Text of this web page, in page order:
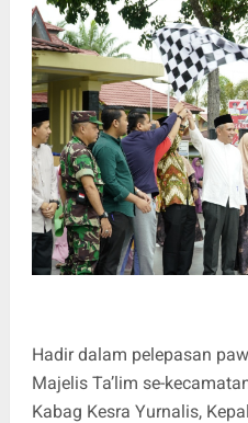
Hadir dalam pelepasan
Majelis Ta’lim se-
Kabag Kesra Yurnalis,